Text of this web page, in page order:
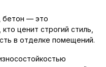
бетон — это
ценит строгий стиль,
в отделке помещений.